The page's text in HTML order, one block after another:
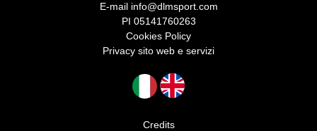
E-mail info@dlmsport.com
PI 05141760263
Cookies Policy
Privacy sito web e servizi
Credits